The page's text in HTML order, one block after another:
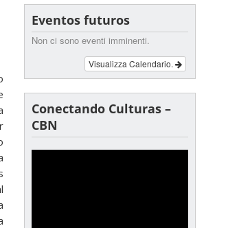
Eventos futuros
Non ci sono eventi imminenti.
Visualizza Calendario.
Conectando Culturas –
CBN